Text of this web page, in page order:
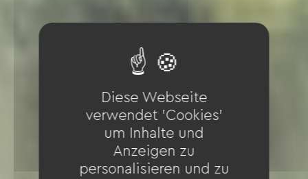
Diese Webseite
verwendet 'Cookies'
um Inhalte und
Anzeigen zu
personalisieren und zu